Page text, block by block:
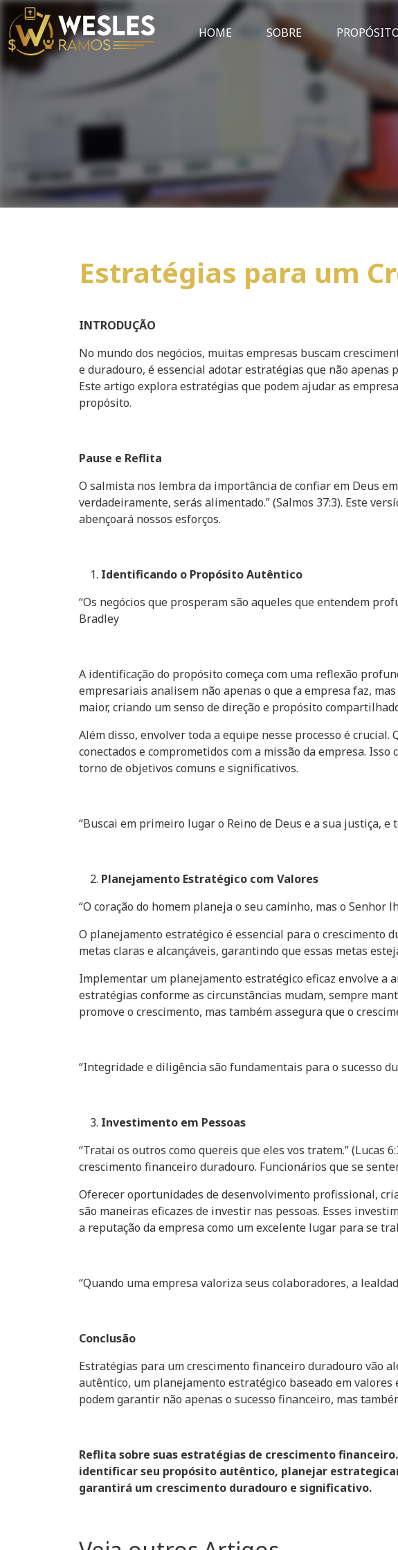
HOME SOBRE
Estratégias para um
INTRODUÇÃO
No mundo dos negócios, muitas empresas buscam
e duradouro, é essencial adotar estratégias que não
Este artigo explora estratégias que podem ajudar as
propósito.
Pause e Reflita
O salmista nos lembra da importância de confiar em Deus
verdadeiramente, serás alimentado.” (Salmos 37:3). Este
abençoará nossos esforços.
Identificando o Propósito Autêntico
“Os negócios que prosperam são aqueles que entendem
Bradley
A identificação do propósito começa com uma reflexão
empresariais analisem não apenas o que a empresa faz,
maior, criando um senso de direção e propósito
Além disso, envolver toda a equipe nesse processo é
conectados e comprometidos com a missão da empresa.
torno de objetivos comuns e significativos.
“Buscai em primeiro lugar o Reino de Deus e a sua justiça, e
Planejamento Estratégico com Valores
“O coração do homem planeja o seu caminho, mas o Senhor
O planejamento estratégico é essencial para o crescimento
metas claras e alcançáveis, garantindo que essas metas
Implementar um planejamento estratégico eficaz envolve a
estratégias conforme as circunstâncias mudam, sempre
promove o crescimento, mas também assegura que o
“Integridade e diligência são fundamentais para o sucesso
Investimento em Pessoas
“Tratai os outros como quereis que eles vos tratem.”
crescimento financeiro duradouro. Funcionários que se
Oferecer oportunidades de desenvolvimento profissional,
são maneiras eficazes de investir nas pessoas. Esses
a reputação da empresa como um excelente lugar para se
“Quando uma empresa valoriza seus colaboradores, a
Conclusão
Estratégias para um crescimento financeiro duradouro vão
autêntico, um planejamento estratégico baseado em
podem garantir não apenas o sucesso financeiro, mas
Reflita sobre suas estratégias de crescimento
identificar seu propósito autêntico, planejar
garantirá um crescimento duradouro e significativo.